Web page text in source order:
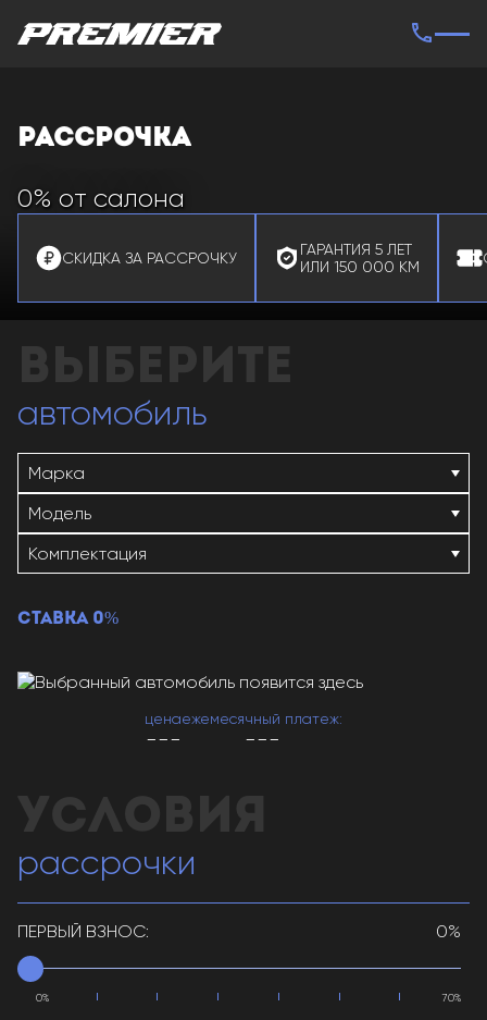
Рассрочка
0% от салона
СКИДКА ЗА РАССРОЧКУ
ГАРАНТИЯ 5 ЛЕТ
ИЛИ 150 000 КМ
автомобиль
СТАВКА 0%
цена
---
ежемесячный платеж:
---
рассрочки
ПЕРВЫЙ ВЗНОС: 0%